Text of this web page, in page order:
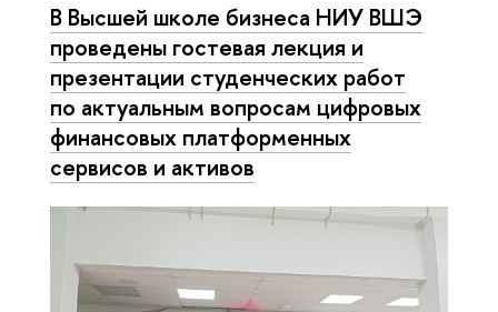
В Высшей школе бизнеса НИУ ВШЭ
проведены гостевая лекция и
презентации студенческих работ
по актуальным вопросам цифровых
финансовых платформенных
сервисов и активов